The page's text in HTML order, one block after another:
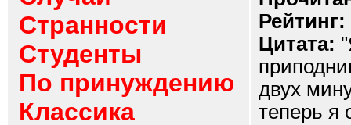
Странности
Студенты
По принуждению
Классика
Рейтинг:
Цитата:
двух
теперь я